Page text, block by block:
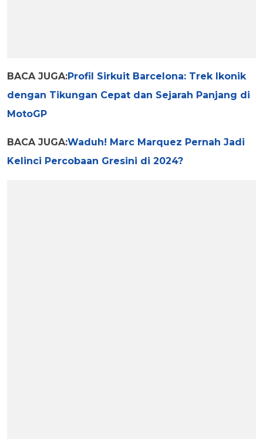
BACA JUGA:Profil Sirkuit Barcelona: Trek Ikonik
dengan Tikungan Cepat dan Sejarah Panjang di
MotoGP
BACA JUGA:Waduh! Marc Marquez Pernah Jadi
Kelinci Percobaan Gresini di 2024?